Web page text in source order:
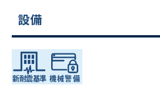
設備